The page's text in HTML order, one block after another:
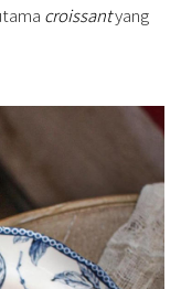
croissantyang